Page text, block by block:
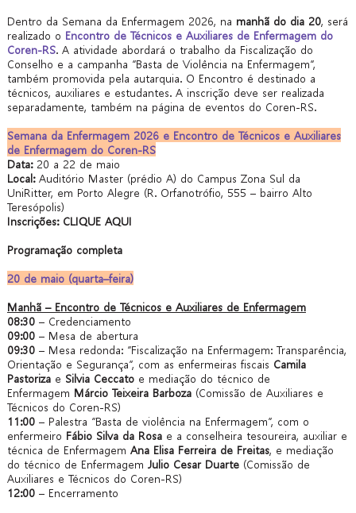
Dentro da Semana da Enfermagem 2026, na manhã do dia 20, será
realizado o Encontro de Técnicos e Auxiliares de Enfermagem do
Coren-RS. A atividade abordará o trabalho da Fiscalização do
Conselho e a campanha “Basta de Violência na Enfermagem”,
também promovida pela autarquia. O Encontro é destinado a
técnicos, auxiliares e estudantes. A inscrição deve ser realizada
separadamente, também na página de eventos do Coren-RS.
Semana da Enfermagem 2026 e Encontro de Técnicos e Auxiliares
de Enfermagem do Coren-RS
Data:20 a 22 de maio
Local:Auditório Master (prédio A) do Campus Zona Sul da
UniRitter, em Porto Alegre (R. Orfanotrófio, 555 – bairro Alto
Teresópolis)
Inscrições: CLIQUE AQUI
Programação completa
20 de maio (quarta–feira)
Manhã – Encontro de Técnicos e Auxiliares de Enfermagem
08:30 – Credenciamento
09:00 – Mesa de abertura
09:30 – Mesa redonda: “Fiscalização na Enfermagem: Transparência,
Orientação e Segurança”, com as enfermeiras fiscais Camila
Pastoriza e Silvia Ceccato e mediação do técnico de
Enfermagem Márcio Teixeira Barboza (Comissão de Auxiliares e
Técnicos do Coren-RS)
11:00 – Palestra “Basta de violência na Enfermagem”, com o
enfermeiro Fábio Silva da Rosa e a conselheira tesoureira, auxiliar e
técnica de Enfermagem Ana Elisa Ferreira de Freitas, e mediação
do técnico de Enfermagem Julio Cesar Duarte (Comissão de
Auxiliares e Técnicos do Coren-RS)
12:00 – Encerramento